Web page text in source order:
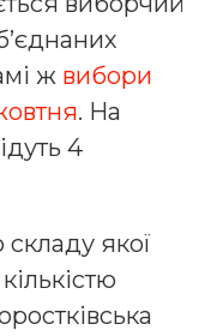
ж вибори
. На
4
якої